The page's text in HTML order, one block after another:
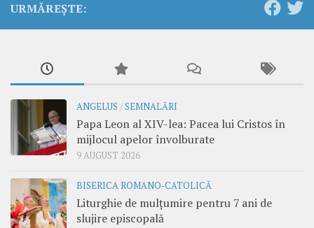
URMĂREȘTE:
ANGELUS /SEMNALĂRI
Papa Leon al XIV-lea: Pacea lui Cristos în
mijlocul apelor învolburate
9 AUGUST 2026
BISERICA ROMANO-CATOLICĂ
Liturghie de mulțumire pentru 7 ani de
slujire episcopală